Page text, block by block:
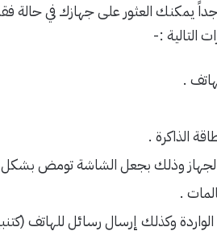
جداً يمكنك العثور على جهازك في حالة
التالية :-
.
الذاكرة .
وذلك بجعل الشاشة تومض
.
الواردة وكذلك إرسال رسائل للهاتف